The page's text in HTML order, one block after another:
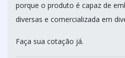
porque o produto é capaz de
diversas e comercializada em
Faça sua cotação já.